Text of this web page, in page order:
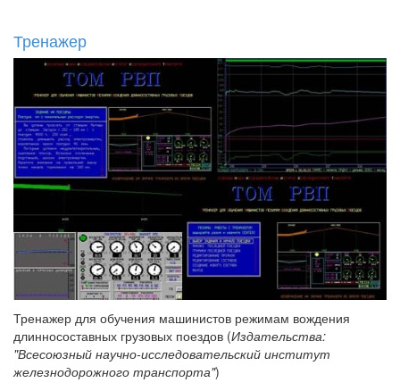
Тренажер
Тренажер для обучения машинистов режимам вождения
длинносоставных грузовых поездов (Издательства:
"Всесоюзный научно-исследовательский институт
железнодорожного транспорта")